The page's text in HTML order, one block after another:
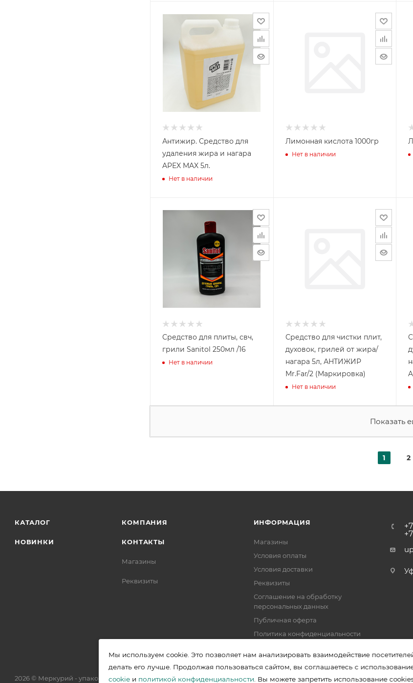
Антижир. Средство для
удаления жира и нагара
APEX MAX 5л.
Нет в наличии
Лимонная кислота 1000гр
Нет в наличии
Средство для плиты, свч,
грили Sanitol 250мл /16
Нет в наличии
Средство для чистки плит,
духовок, грилей от жира/
нагара 5л, АНТИЖИР
Mr.Far/2 (Маркировка)
Нет в наличии
Показать
1 2
КАТАЛОГ
НОВИНКИ
КОМПАНИЯ
КОНТАКТЫ
Магазины
Реквизиты
ИНФОРМАЦИЯ
Магазины
Условия оплаты
Условия доставки
Реквизиты
Соглашение на обработку
персональных данных
Публичная оферта
Политика конфиденциальности
2026 © Меркурий - упаковочная продукция от ведущих производителей в Уфе
Мы используем cookie. Это позволяет нам анализировать взаимодействие
делать его лучше. Продолжая пользоваться сайтом, вы соглашаетесь с
cookieи политикой конфиденциальности . Вы можете запретить использование